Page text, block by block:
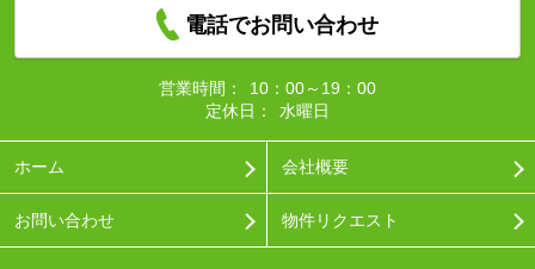
電話でお問い合わせ
営業時間：
10：00～19：00
定休日：
水曜日
ホーム 会社概要
お問い合わせ 物件リクエスト